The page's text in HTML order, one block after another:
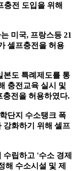
충전 도입을 위해
미국, 프랑스등 21
셀프충전을 허용
본도 특례제도를 통
충전교육 실시 및
전을 허용하였다.
단지 수소탱크 폭
강화하기 위해 셀프
립하고 '수소 경제
해 수소시설 및 제